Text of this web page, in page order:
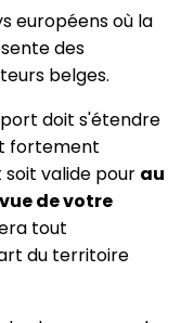
européens où la
des
belges.
doit s'étendre
fortement
valide pour au
de votre
tout
du territoire